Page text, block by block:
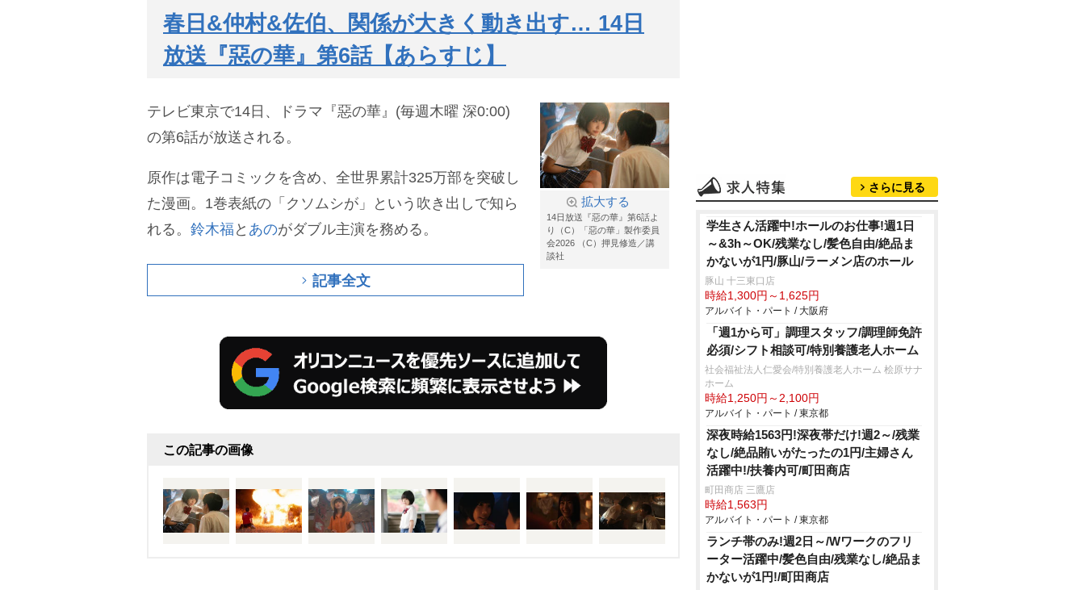
春日&仲村&佐伯、関係が大きく動き出す… 14日
放送『惡の華』第6話【あらすじ】
拡大する
14日放送『惡の華』第6話よ
り（C）「惡の華」製作委員
会2026 （C）押見修造／講
談社
テレビ東京で14日、ドラマ『惡の華』(毎週木曜 深0:00)
の第6話が放送される。
原作は電子コミックを含め、全世界累計325万部を突破し
た漫画。1巻表紙の「クソムシが」という吹き出しで知ら
れる。 鈴木福 と あのがダブル主演を務める。
記事全文
この記事の画像
さらに見る
学生さん活躍中!ホールのお仕事!週1日
～&3h～OK/残業なし/髪色自由/絶品ま
かないが1円/豚山/ラーメン店のホール
豚山 十三東口店
時給1,300円～1,625円
アルバイト・パート / 大阪府
「週1から可」調理スタッフ/調理師免許
必須/シフト相談可/特別養護老人ホーム
社会福祉法人仁愛会/特別養護老人ホーム 桧原サナ
ホーム
時給1,250円～2,100円
アルバイト・パート / 東京都
深夜時給1563円!深夜帯だけ!週2～/残業
なし/絶品賄いがたったの1円/主婦さん
活躍中!/扶養内可/町田商店
町田商店 三鷹店
時給1,563円
アルバイト・パート / 東京都
ランチ帯のみ!週2日～/Wワークのフリ
ーター活躍中/髪色自由/残業なし/絶品ま
かないが1円!/町田商店